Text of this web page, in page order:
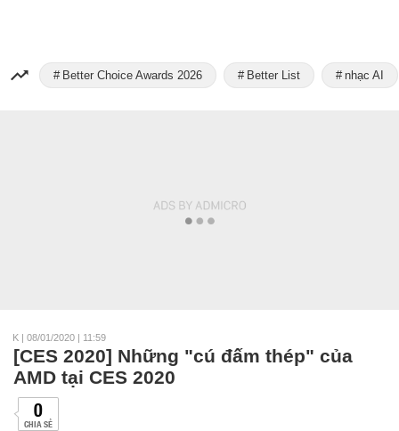
Better Choice Awards 2026 Better List nhạc AI
K | 08/01/2020 | 11:59
[CES 2020] Những "cú đấm thép" của
AMD tại CES 2020
0
CHIA SẺ